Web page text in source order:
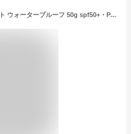
【メンズ 日焼け止め プレゼント ウォータープルーフ 50g spf50+・PA++++】ゴルフ 用に 汗／水に強い クワトロボタニコ |ボタニカル オイルコントロール＆UVブロック ( 男性用香りのよい日焼け止めクリーム）ラッピング仕様・紙袋付き 父の日や誕生日プレゼントに